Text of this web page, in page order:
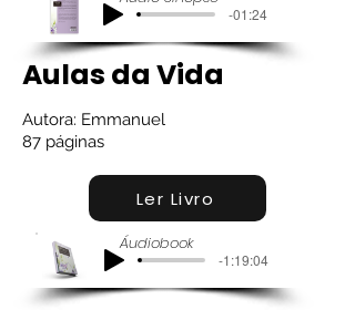
-01:24
Aulas da Vida
Autora: Emmanuel
87 páginas
Ler Livro
-1:19:04
Áudiobook